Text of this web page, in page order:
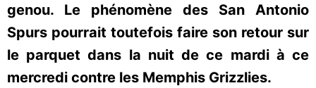
genou. Le phénomène des San Antonio
Spurs pourrait toutefois faire son retour sur
le parquet dans la nuit de ce mardi à ce
mercredi contre les Memphis Grizzlies.